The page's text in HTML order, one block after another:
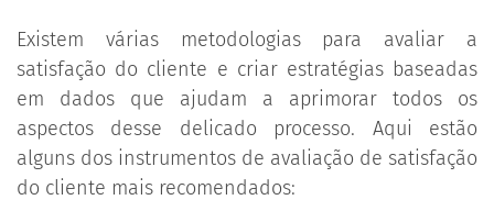
Existem várias metodologias para avaliar a
satisfação do cliente e criar estratégias baseadas
em dados que ajudam a aprimorar todos os
aspectos desse delicado processo. Aqui estão
alguns dos instrumentos de avaliação de satisfação
do cliente mais recomendados: